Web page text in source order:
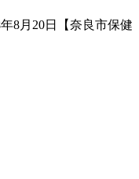
8月20日【奈良市保健